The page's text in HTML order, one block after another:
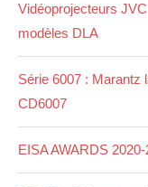
Vidéoprojecteurs
modèles DLA
Série 6007 : Marantz
CD6007
EISA AWARDS